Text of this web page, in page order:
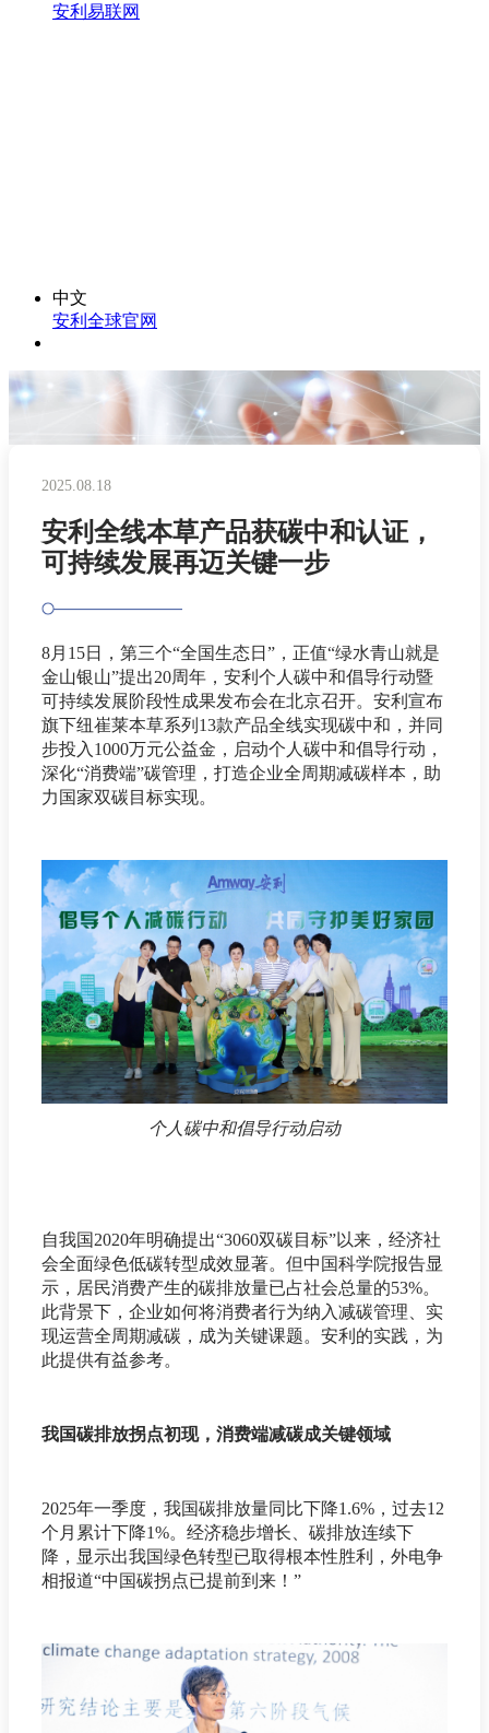
安利易联网
中文
安利全球官网
2025.08.18
安利全线本草产品获碳中和认证，
可持续发展再迈关键一步
8月15日，第三个“全国生态日”，正值“绿水青山就是
金山银山”提出20周年，安利个人碳中和倡导行动暨
可持续发展阶段性成果发布会在北京召开。安利宣布
旗下纽崔莱本草系列13款产品全线实现碳中和，并同
步投入1000万元公益金，启动个人碳中和倡导行动，
深化“消费端”碳管理，打造企业全周期减碳样本，助
力国家双碳目标实现。
个人碳中和倡导行动启动
自我国2020年明确提出“3060双碳目标”以来，经济社
会全面绿色低碳转型成效显著。但中国科学院报告显
示，居民消费产生的碳排放量已占社会总量的53%。
此背景下，企业如何将消费者行为纳入减碳管理、实
现运营全周期减碳，成为关键课题。安利的实践，为
此提供有益参考。
我国碳排放拐点初现，消费端减碳成关键领域
2025年一季度，我国碳排放量同比下降1.6%，过去12
个月累计下降1%。经济稳步增长、碳排放连续下
降，显示出我国绿色转型已取得根本性胜利，外电争
相报道“中国碳拐点已提前到来！”